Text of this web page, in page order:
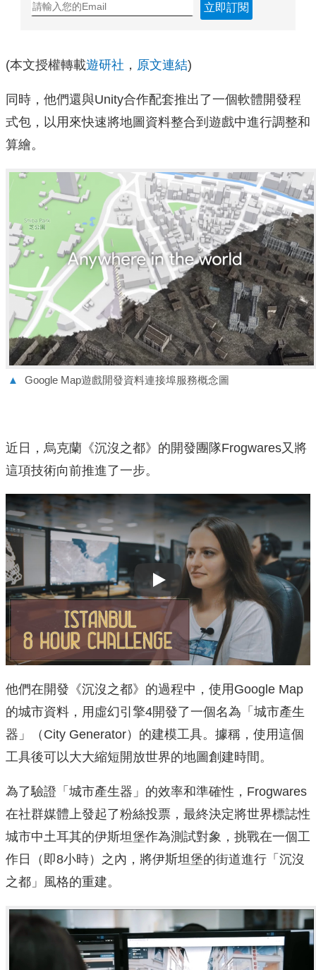
立即訂閱
(本文授權轉載遊研社 ， 原文連結)
同時，他們還與Unity合作配套推出了一個軟體開發程
式包，以用來快速將地圖資料整合到遊戲中進行調整和
算繪。
▲ Google Map遊戲開發資料連接埠服務概念圖
近日，烏克蘭《沉沒之都》的開發團隊Frogwares又將
這項技術向前推進了一步。
Play
他們在開發《沉沒之都》的過程中，使用Google Map
的城市資料，用虛幻引擎4開發了一個名為「城市產生
器」（City Generator）的建模工具。據稱，使用這個
工具後可以大大縮短開放世界的地圖創建時間。
為了驗證「城市產生器」的效率和準確性，Frogwares
在社群媒體上發起了粉絲投票，最終決定將世界標誌性
城市中土耳其的伊斯坦堡作為測試對象，挑戰在一個工
作日（即8小時）之內，將伊斯坦堡的街道進行「沉沒
之都」風格的重建。